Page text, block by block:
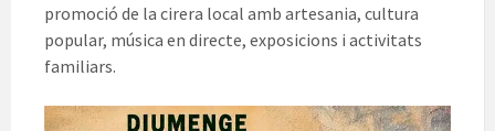
promoció de la cirera local amb artesania, cultura
popular, música en directe, exposicions i activitats
familiars.